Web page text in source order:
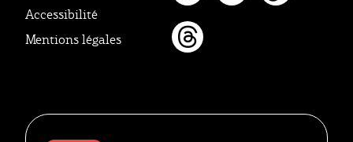
Accessibilité
Mentions légales
Twitter